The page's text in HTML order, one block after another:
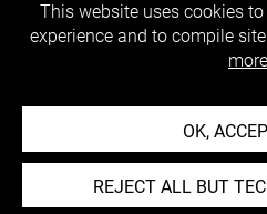
This website uses cookies
experience and to compile
more
OK,
REJECT ALL BUT